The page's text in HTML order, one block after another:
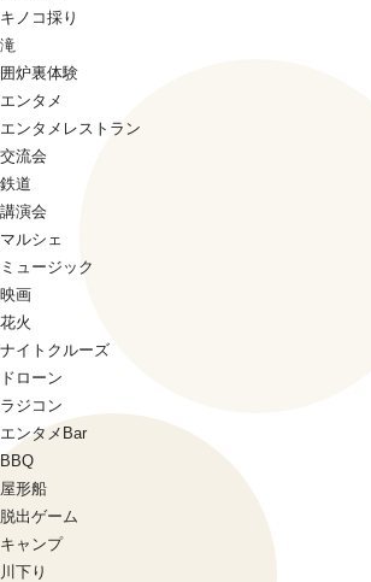
キノコ採り
滝
囲炉裏体験
エンタメ
エンタメレストラン
交流会
鉄道
講演会
マルシェ
ミュージック
映画
花火
ナイトクルーズ
ドローン
ラジコン
エンタメBar
BBQ
屋形船
脱出ゲーム
キャンプ
川下り